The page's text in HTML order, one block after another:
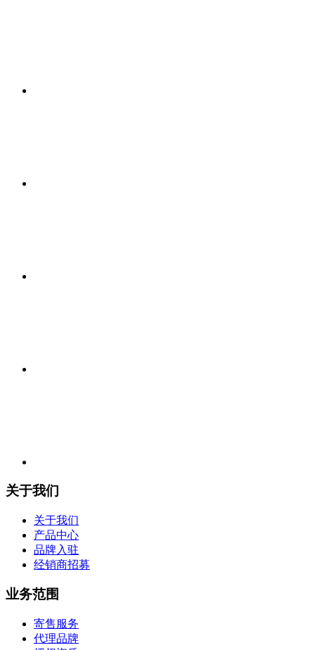
关于我们
关于我们
产品中心
品牌入驻
经销商招募
业务范围
寄售服务
代理品牌